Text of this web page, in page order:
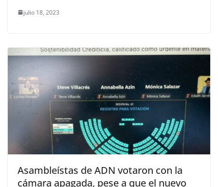
julio 18, 2023
Asambleístas de ADN votaron con la
cámara apagada, pese a que el nuevo